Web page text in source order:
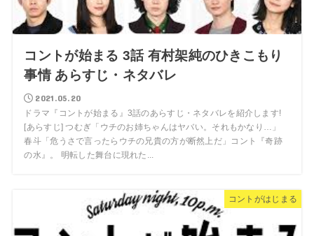
コントが始まる 3話 有村架純のひきこもり
事情 あらすじ・ネタバレ
2021.05.20
ドラマ『コントが始まる』3話のあらすじ・ネタバレを紹介します!
[あらすじ] つむぎ「ウチのお姉ちゃんはヤバい。それもかなり…」
春斗「危うさで言ったらウチの兄貴の方が断然上だ」コント『奇跡
の水』。 明転した舞台に現れた...
コントがはじまる